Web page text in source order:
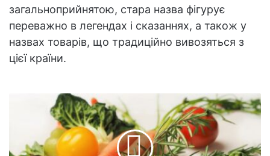
загальноприйнятою, стара назва фігурує
переважно в легендах і сказаннях, а також у
назвах товарів, що традиційно вивозяться з
цієї країни.
причин